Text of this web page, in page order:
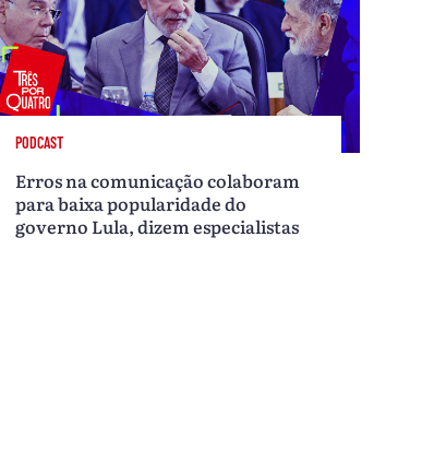
PODCAST
Erros na comunicação colaboram
para baixa popularidade do
governo Lula, dizem especialistas